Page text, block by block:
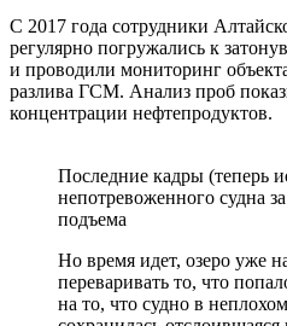
С 2017 года сотрудники
регулярно погружались к
и проводили мониторинг
разлива ГСМ. Анализ проб
концентрации нефтепродуктов.
Последние кадры (теперь
непотревоженного судна
подъема
Но время идет, озеро уже
переваривать то, что
на то, что судно в